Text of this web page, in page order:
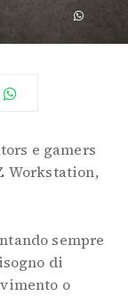
e gamers
Workstation,
sempre
di
o